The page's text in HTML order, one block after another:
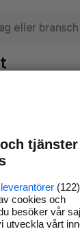
kan
i webbläsaren
tjänster
cookies och
besöker vår
utveckla vårt